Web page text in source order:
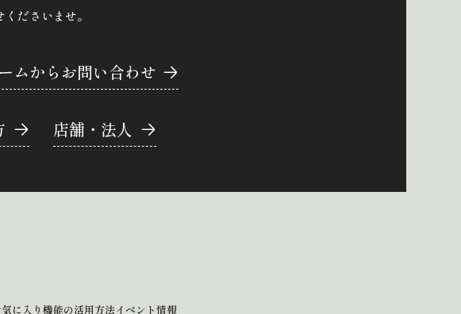
ださいませ。
ムからお問い合わせ
店舗・法人
に入り機能の活用方法イベント情報